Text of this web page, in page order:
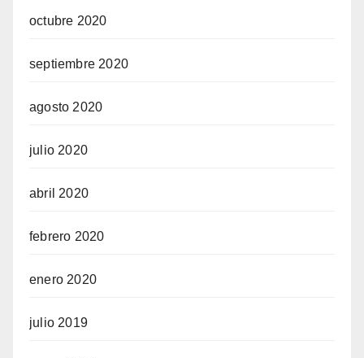
octubre 2020
septiembre 2020
agosto 2020
julio 2020
abril 2020
febrero 2020
enero 2020
julio 2019